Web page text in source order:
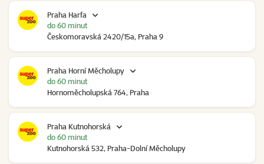
Praha Harfa
Českomoravská 2420/15a, Praha 9
do 60 minut
Praha Horní Měcholupy
Hornoměcholupská 764, Praha
do 60 minut
Praha Kutnohorská
Kutnohorská 532, Praha-Dolní Měcholupy
do 60 minut